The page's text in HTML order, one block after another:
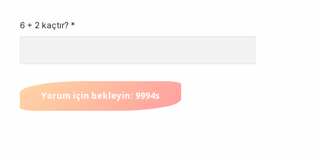
6 + 2 kaçtır? *